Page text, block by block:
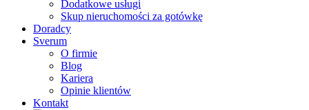
Dodatkowe usługi
Skup nieruchomości za gotówkę
Doradcy
Sverum
O firmie
Blog
Kariera
Opinie klientów
Kontakt